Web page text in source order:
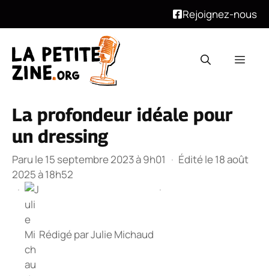
Rejoignez-nous
contenu
La profondeur idéale pour
un dressing
Paru le 15 septembre 2023 à 9h01 · Édité le 18 août
2025 à 18h52
·
Rédigé parJulie Michaud
·